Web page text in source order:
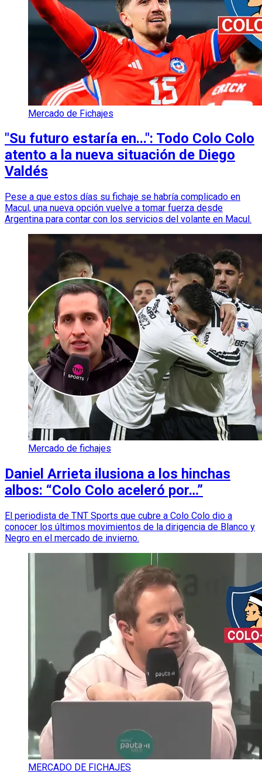
Mercado de Fichajes
"Su futuro estaría en...": Todo Colo Colo
atento a la nueva situación de Diego
Valdés
Pese a que estos días su fichaje se habría complicado en
Macul, una nueva opción vuelve a tomar fuerza desde
Argentina para contar con los servicios del volante en Macul.
Mercado de fichajes
Daniel Arrieta ilusiona a los hinchas
albos: “Colo Colo aceleró por…”
El periodista de TNT Sports que cubre a Colo Colo dio a
conocer los últimos movimientos de la dirigencia de Blanco y
Negro en el mercado de invierno.
MERCADO DE FICHAJES